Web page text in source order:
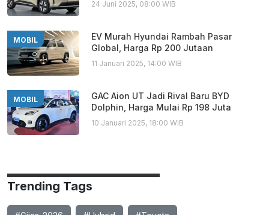
24 Juni 2025, 08:00 WIB
MOBIL
EV Murah Hyundai Rambah Pasar
Global, Harga Rp 200 Jutaan
11 Januari 2025, 14:00 WIB
MOBIL
GAC Aion UT Jadi Rival Baru BYD
Dolphin, Harga Mulai Rp 198 Juta
10 Januari 2025, 18:00 WIB
Trending Tags